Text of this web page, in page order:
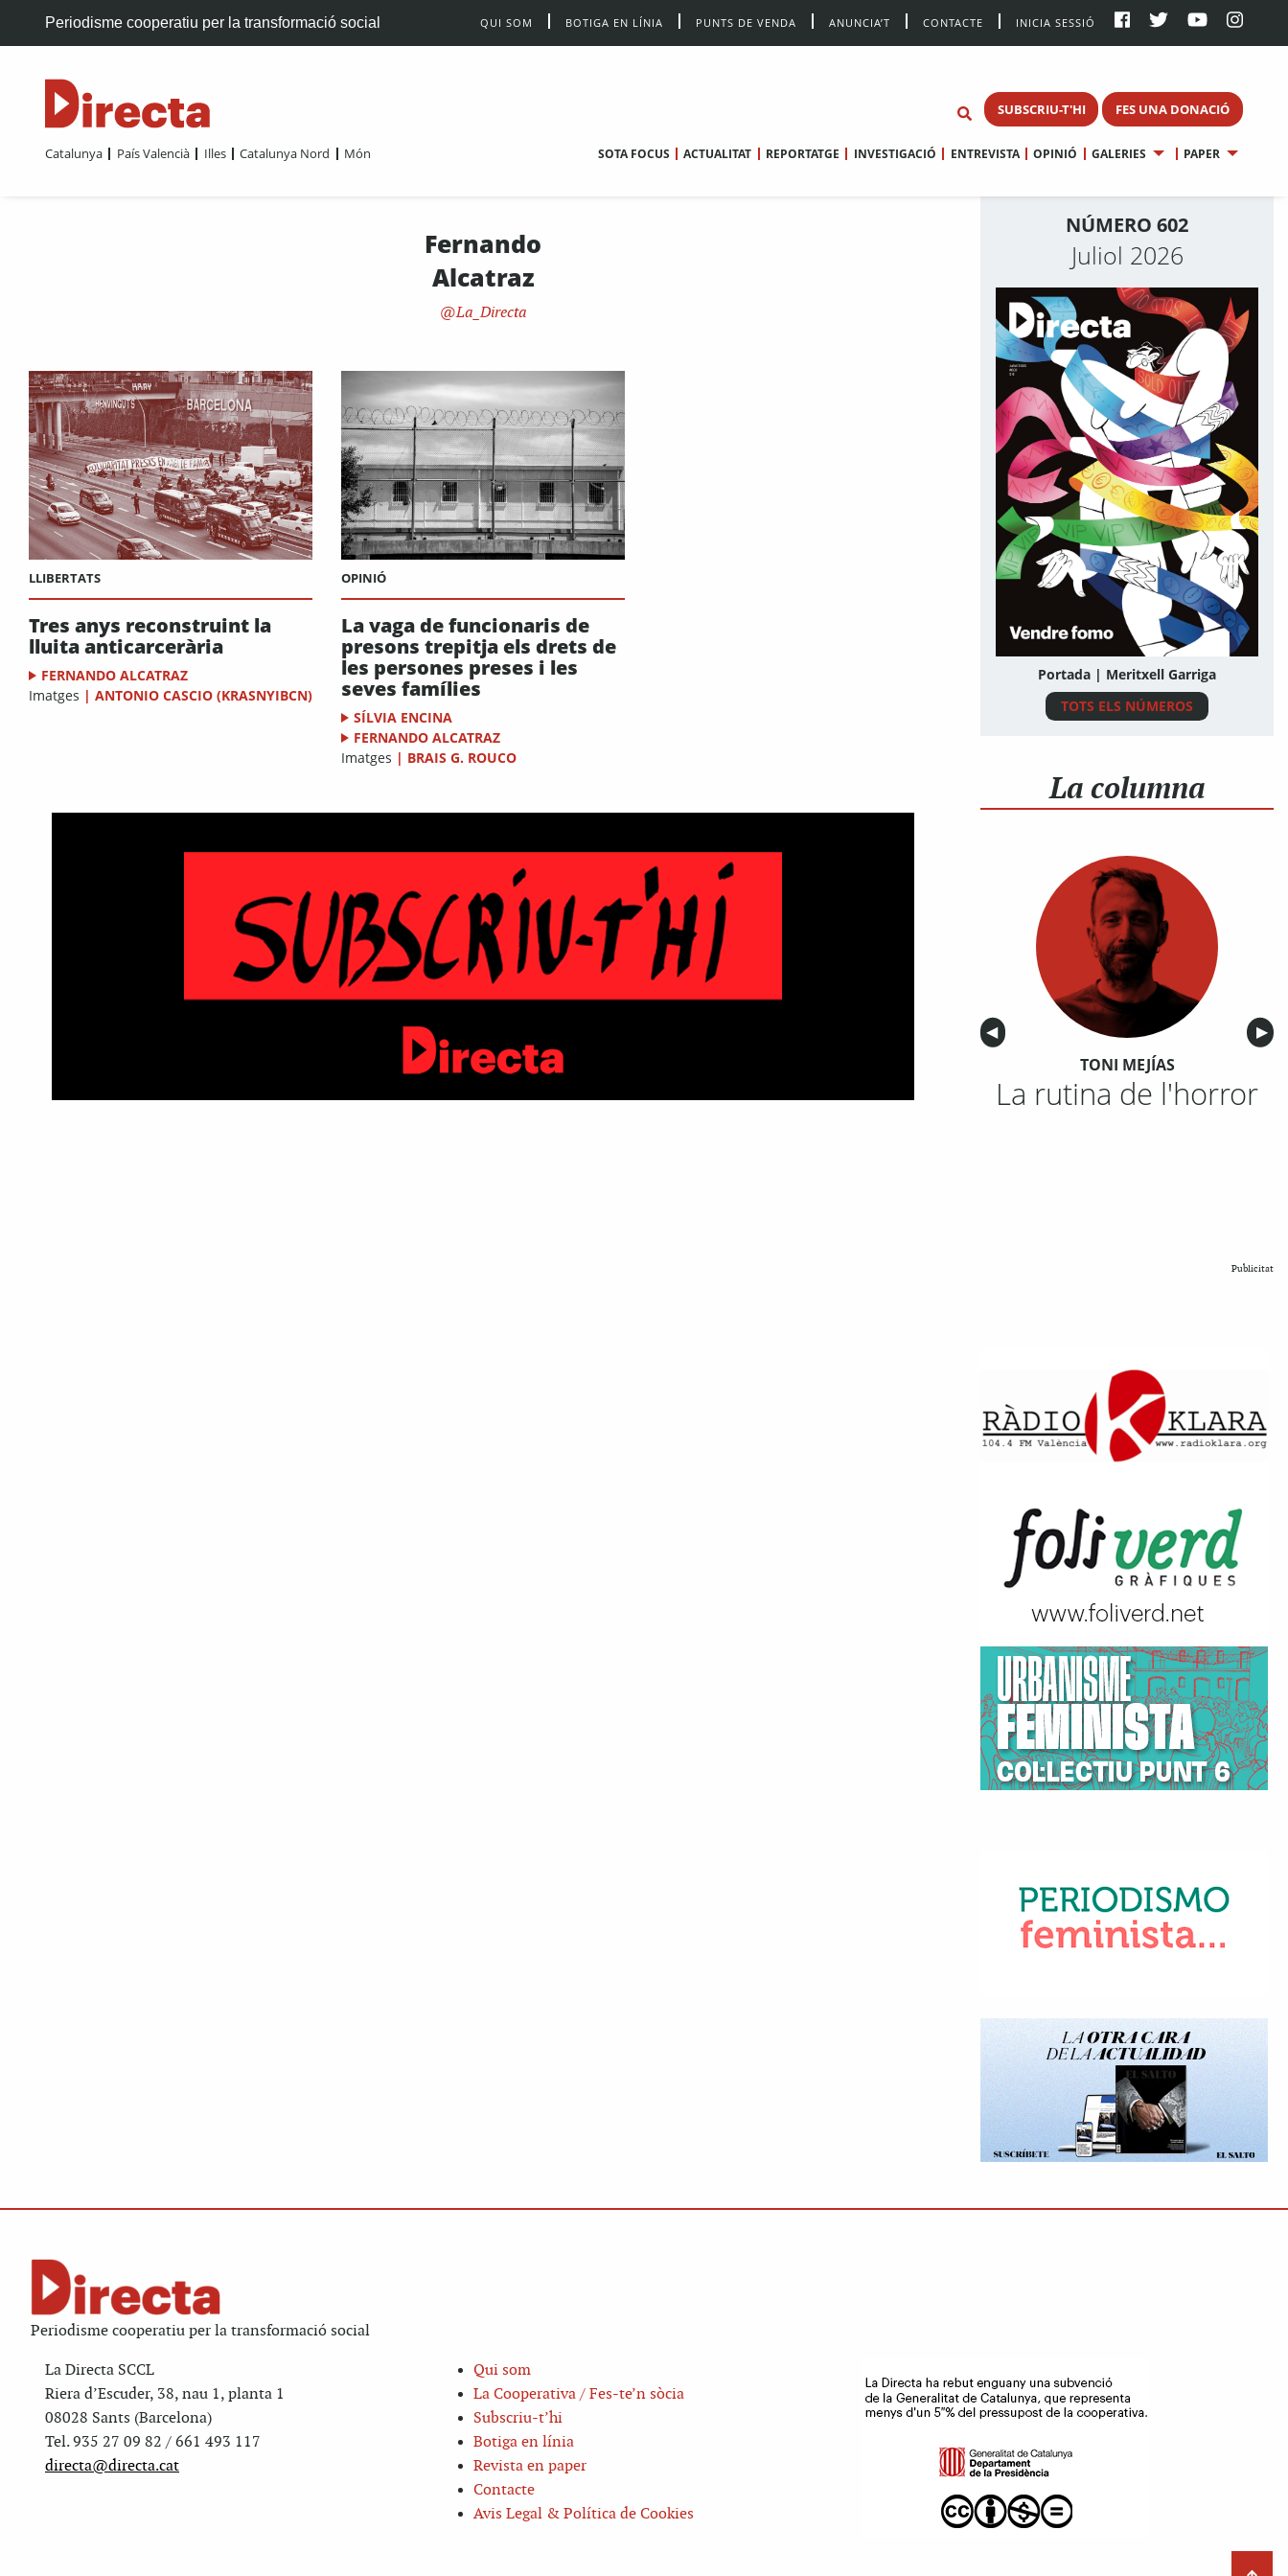
Periodisme cooperatiu per la transformació social QUI SOM BOTIGA EN LÍNIA PUNTS DE VENDA ANUNCIA’T CONTACTE INICIA SESSIÓ
SUBSCRIU-T'HI FES UNA DONACIÓ
Catalunya País Valencià Illes Catalunya Nord Món SOTA FOCUS ACTUALITAT REPORTATGE INVESTIGACIÓ ENTREVISTA OPINIÓ GALERIES PAPER
Fernando
Alcatraz
La_Directa
LLIBERTATS
Tres anys reconstruint la
lluita anticarcerària
FERNANDO ALCATRAZ
Imatges | ANTONIO CASCIO (KRASNYIBCN)
OPINIÓ
La vaga de funcionaris de
presons trepitja els drets de
les persones preses i les
seves famílies
SÍLVIA ENCINA
FERNANDO ALCATRAZ
Imatges | BRAIS G. ROUCO
NÚMERO 602
Juliol 2026
Portada | Meritxell Garriga
TOTS ELS NÚMEROS
La columna
Anterior
◀︎ ▶︎
TONI MEJÍAS
La rutina de l'horror
Publicitat
Periodisme cooperatiu per la transformació social
La Directa SCCL
Riera d’Escuder, 38, nau 1, planta 1
08028 Sants (Barcelona)
Tel. 935 27 09 82 / 661 493 117
directa@directa.cat
Qui som
La Cooperativa / Fes-te’n sòcia
Subscriu-t’hi
Botiga en línia
Revista en paper
Contacte
Avis Legal & Política de Cookies